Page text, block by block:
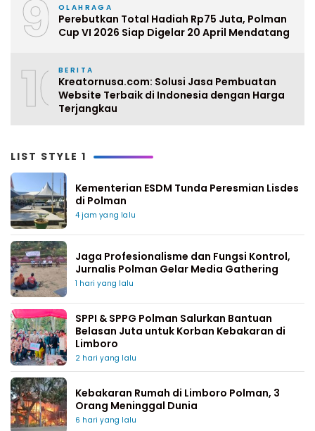
9 OLAHRAGA
Perebutkan Total Hadiah Rp75 Juta, Polman
Cup VI 2026 Siap Digelar 20 April Mendatang
10BERITA
Kreatornusa.com: Solusi Jasa Pembuatan
Website Terbaik di Indonesia dengan Harga
Terjangkau
LIST STYLE 1
Kementerian ESDM Tunda Peresmian Lisdes
di Polman
4 jam yang lalu
Jaga Profesionalisme dan Fungsi Kontrol,
Jurnalis Polman Gelar Media Gathering
1 hari yang lalu
SPPI & SPPG Polman Salurkan Bantuan
Belasan Juta untuk Korban Kebakaran di
Limboro
2 hari yang lalu
Kebakaran Rumah di Limboro Polman, 3
Orang Meninggal Dunia
6 hari yang lalu